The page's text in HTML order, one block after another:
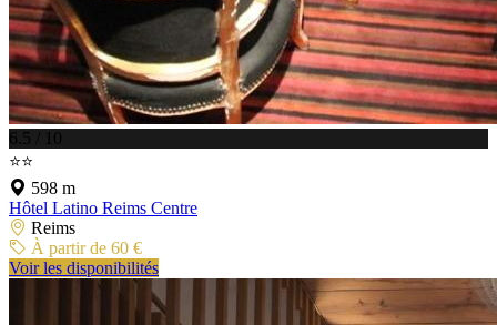
6.5 / 10
⭐⭐
598 m
Hôtel Latino Reims Centre
Reims
À partir de 60 €
Voir les disponibilités